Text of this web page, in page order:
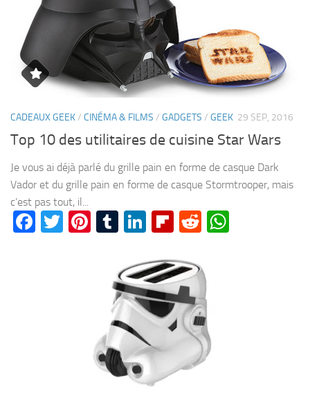
CADEAUX GEEK/ CINÉMA & FILMS / GADGETS / GEEK 29 SEP, 2016
Top 10 des utilitaires de cuisine Star Wars
Je vous ai déjà parlé du grille pain en forme de casque Dark
Vador et du grille pain en forme de casque Stormtrooper, mais
c’est pas tout, il...
Facebook
Twitter
Pinterest
Tumblr
LinkedIn
Flipboard
Reddit